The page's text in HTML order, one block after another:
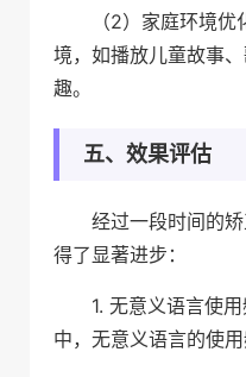
（2）家庭环境
境，如播放儿童故事
趣。
五、效果评估
经过一段时间的
得了显著进步：
1. 无意义语言使
中，无意义语言的使用